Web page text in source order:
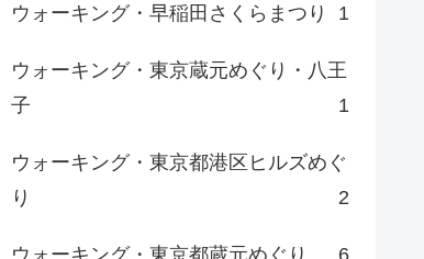
ウォーキング・早稲田さくらまつり 1
ウォーキング・東京蔵元めぐり・八王
子
1
ウォーキング・東京都港区ヒルズめぐ
り
2
ウォーキング・東京都蔵元めぐり 6